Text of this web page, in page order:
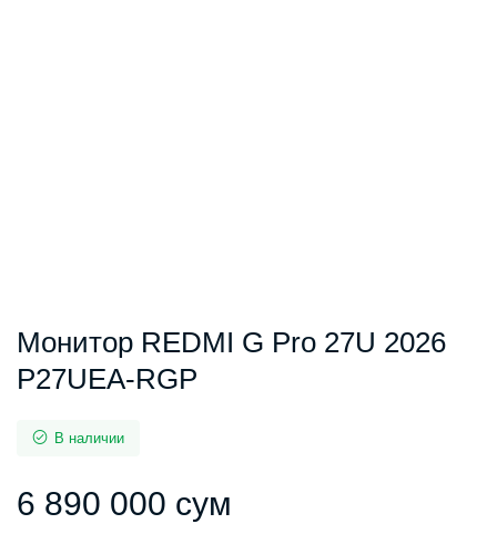
Монитор REDMI G Pro 27U 2026
P27UEA-RGP
В наличии
6 890 000 сум